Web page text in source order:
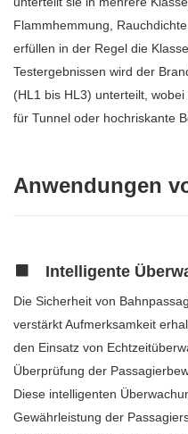
Flammhemmung,
erfüllen in der Regel die
Testergebnissen wird der
(HL1 bis HL3) unterteilt,
für Tunnel oder hochriskante
Anwendungen
Intelligente
Die Sicherheit von
verstärkt Aufmerksamkeit
den Einsatz von
Überprüfung der
Diese intelligenten
Gewährleistung der